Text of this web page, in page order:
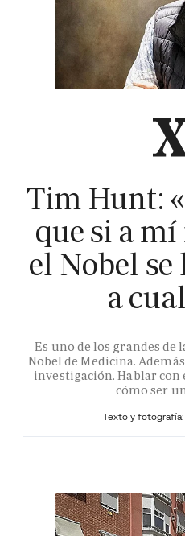
Tim Hunt:
que si a
el Nobel
a
Es uno de los grandes
Nobel de Medicina.
investigación. Hablar con
cómo ser
Texto y